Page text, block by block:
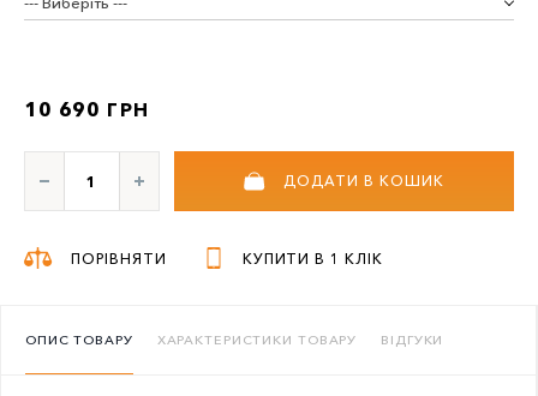
10 690 ГРН
ДОДАТИ В КОШИК
ПОРІВНЯТИ КУПИТИ В 1 КЛІК
ОПИС ТОВАРУ ХАРАКТЕРИСТИКИ ТОВАРУ ВІДГУКИ